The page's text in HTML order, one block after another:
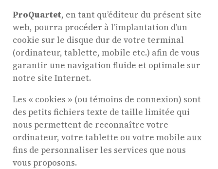
ProQuartet, en tant qu’éditeur du présent site
web, pourra procéder à l’implantation d’un
cookie sur le disque dur de votre terminal
(ordinateur, tablette, mobile etc.) afin de vous
garantir une navigation fluide et optimale sur
notre site Internet.
Les « cookies » (ou témoins de connexion) sont
des petits fichiers texte de taille limitée qui
nous permettent de reconnaître votre
ordinateur, votre tablette ou votre mobile aux
fins de personnaliser les services que nous
vous proposons.